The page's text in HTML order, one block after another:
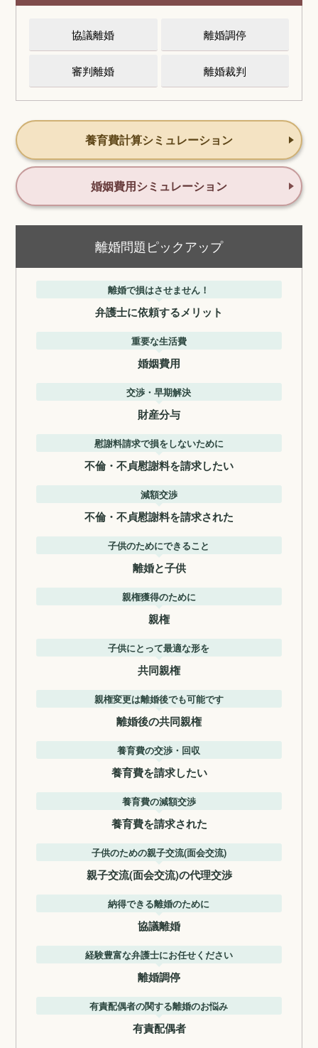
協議離婚 離婚調停
審判離婚 離婚裁判
養育費計算シミュレーション
婚姻費用シミュレーション
離婚問題ピックアップ
離婚で損はさせません！
弁護士に依頼するメリット
重要な生活費
婚姻費用
交渉・早期解決
財産分与
慰謝料請求で損をしないために
不倫・不貞慰謝料を請求したい
減額交渉
不倫・不貞慰謝料を請求された
子供のためにできること
離婚と子供
親権獲得のために
親権
子供にとって最適な形を
共同親権
親権変更は離婚後でも可能です
離婚後の共同親権
養育費の交渉・回収
養育費を請求したい
養育費の減額交渉
養育費を請求された
子供のための親子交流(面会交流)
親子交流(面会交流)の代理交渉
納得できる離婚のために
協議離婚
経験豊富な弁護士にお任せください
離婚調停
有責配偶者の関する離婚のお悩み
有責配偶者